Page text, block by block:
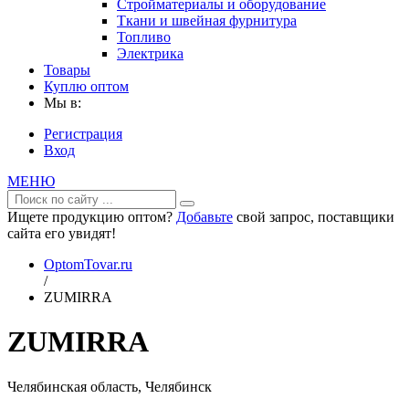
Стройматериалы и оборудование
Ткани и швейная фурнитура
Топливо
Электрика
Товары
Куплю оптом
Мы в:
Регистрация
Вход
МЕНЮ
Ищете продукцию оптом? Добавьте свой запрос, поставщики
сайта его увидят!
OptomTovar.ru
/
ZUMIRRA
ZUMIRRA
Челябинская область, Челябинск